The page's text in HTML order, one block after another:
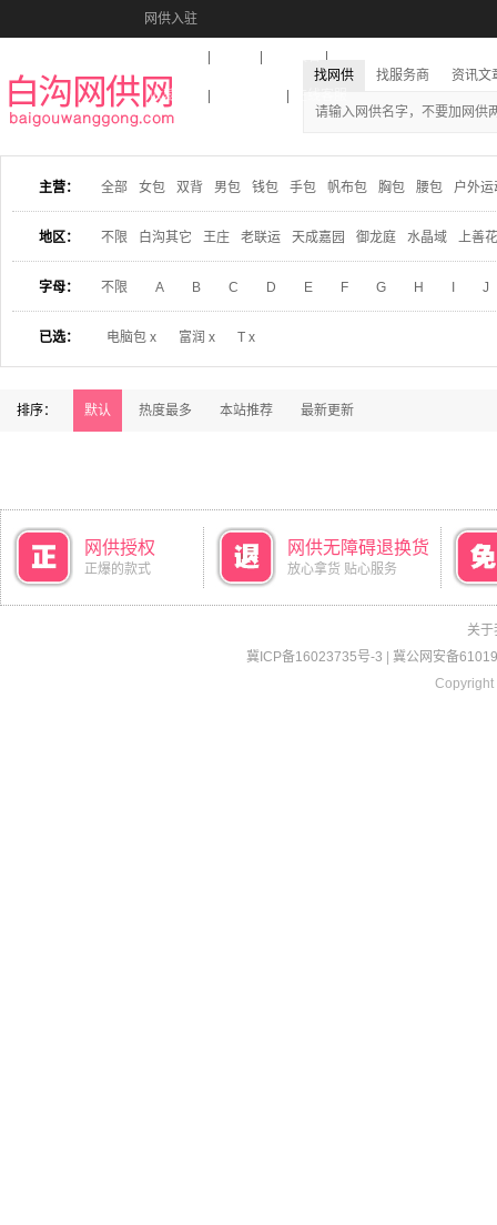
网供入驻
收藏本站
找网供 找服务商 资讯文
主营： 全部 女包 双背 男包 钱包 手包 帆布包 胸包 腰包 户外运
地区： 不限 白沟其它 王庄 老联运 天成嘉园 御龙庭 水晶域 上善
字母： 不限 A B C D E F G H J
已选： 电脑包 x 富润 x T x
排序： 默认 热度最多 本站推荐 最新更新
网供授权
正爆的款式
网供无障碍退换货
放心拿货 贴心服务
关于
冀ICP备16023735号-3
冀公网安备